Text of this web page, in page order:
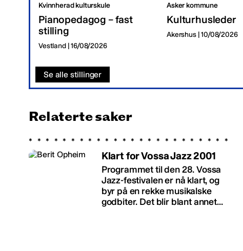
Kvinnherad kulturskule
Pianopedagog – fast
stilling
Vestland | 16/08/2026
Asker kommune
Kulturhusleder
Akershus | 10/08/2026
Se alle stillinger
Relaterte saker
Klart for Vossa Jazz 2001
Programmet til den 28. Vossa
Jazz-festivalen er nå klart, og
byr på en rekke musikalske
godbiter. Det blir blant annet...